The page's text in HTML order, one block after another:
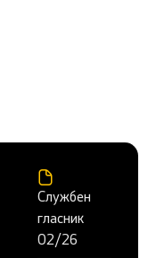
Службен
гласник
02/26